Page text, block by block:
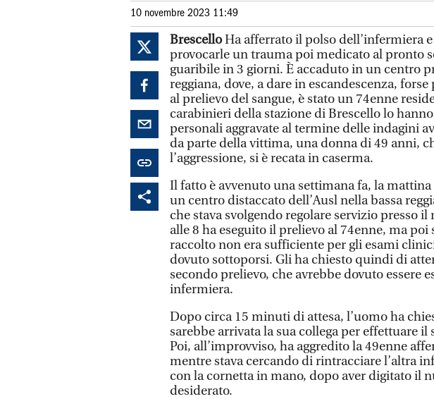
10 novembre 2023 11:49
BrescelloHa afferrato il polso dell’infermiera
provocarle un trauma poi medicato al pronto
guaribile in 3 giorni. È accaduto in un centro
reggiana, dove, a dare in escandescenza,
al prelievo del sangue, è stato un 74enne
carabinieri della stazione di Brescello lo
personali aggravate al termine delle indagini
da parte della vittima, una donna di 49 anni,
l’aggressione, si è recata in caserma.
Il fatto è avvenuto una settimana fa, la
un centro distaccato dell’Ausl nella bassa
che stava svolgendo regolare servizio presso
alle 8 ha eseguito il prelievo al 74enne, ma poi
raccolto non era sufficiente per gli esami
dovuto sottoporsi. Gli ha chiesto quindi di
secondo prelievo, che avrebbe dovuto essere
infermiera.
Dopo circa 15 minuti di attesa, l’uomo ha
sarebbe arrivata la sua collega per effettuare
Poi, all’improvviso, ha aggredito la 49enne
mentre stava cercando di rintracciare l’altra
con la cornetta in mano, dopo aver digitato il
desiderato.